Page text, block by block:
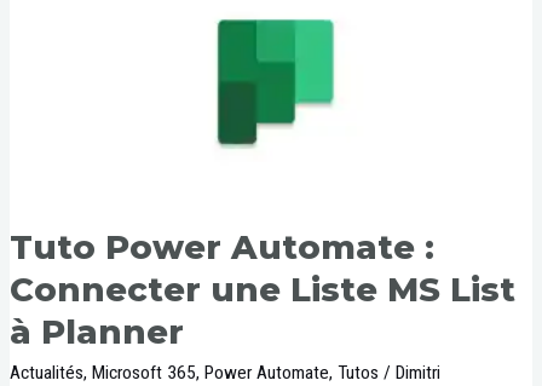
Tuto Power Automate :
Connecter une Liste MS List
à Planner
Actualités,Microsoft 365,Power Automate,Tutos /Dimitri